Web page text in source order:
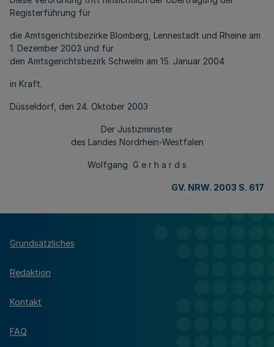
Registerführung für
die Amtsgerichtsbezirke Blomberg, Lennestadt und Rheine am
1. Dezember 2003 und für
den Amtsgerichtsbezirk Schwelm am 15. Januar 2004
in Kraft.
Düsseldorf, den 24. Oktober 2003
Der Justizminister
des Landes Nordrhein-Westfalen
Wolfgang G e r h a r d s
GV. NRW. 2003 S. 617
Grundsätzliches
Redaktion
Kontakt
FAQ